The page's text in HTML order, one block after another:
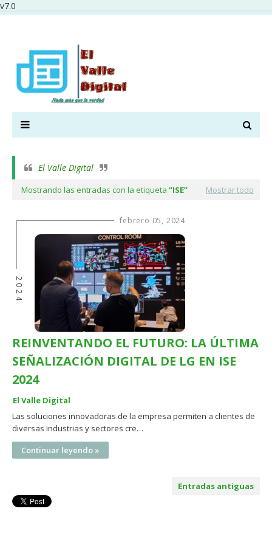
v7.0
El Valle Digital
Mostrando las entradas con la etiqueta ISE Mostrar todo
febrero 05, 2024
2024
REINVENTANDO EL FUTURO: LA ÚLTIMA
SEÑALIZACIÓN DIGITAL DE LG EN ISE
2024
El Valle Digital
Las soluciones innovadoras de la empresa permiten a clientes de
diversas industrias y sectores cre…
Continuar leyendo »
Entradas antiguas